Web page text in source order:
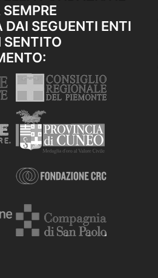
DAI SEGUENTI ENTI
SENTITO